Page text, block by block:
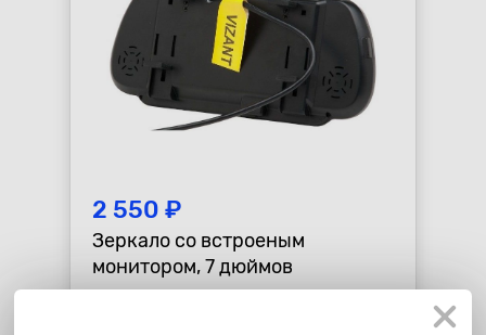
Республика Коми - Сыктывкар
+7 (800) 250-15-01
2 550 ₽
Зеркало со встроеным
монитором, 7 дюймов